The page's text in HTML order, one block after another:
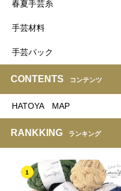
春夏手芸糸
手芸材料
手芸パック
CONTENTS コンテンツ
HATOYA MAP
RANKKING ランキング
1